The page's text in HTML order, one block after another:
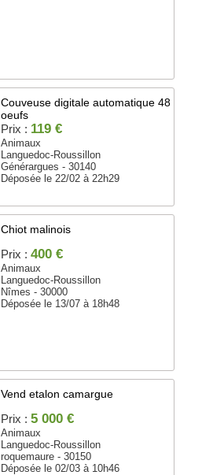
Couveuse digitale automatique 48
oeufs
Prix : 119 €
Animaux
Languedoc-Roussillon
Générargues - 30140
Déposée le 22/02 à 22h29
Chiot malinois
Prix : 400 €
Animaux
Languedoc-Roussillon
Nîmes - 30000
Déposée le 13/07 à 18h48
Vend etalon camargue
Prix : 5 000 €
Animaux
Languedoc-Roussillon
roquemaure - 30150
Déposée le 02/03 à 10h46